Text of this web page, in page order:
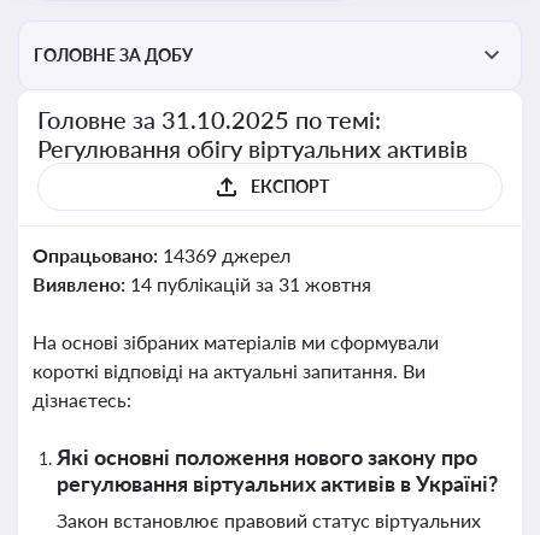
ГОЛОВНЕ ЗА ДОБУ
Головне за 31.10.2025 по темі:
Регулювання обігу віртуальних активів
ЕКСПОРТ
Опрацьовано: 14369 джерел
Виявлено: 14 публікацій за 31 жовтня
На основі зібраних матеріалів ми сформували
короткі відповіді на актуальні запитання. Ви
дізнаєтесь:
Які основні положення нового закону про
регулювання віртуальних активів в Україні?
Закон встановлює правовий статус віртуальних